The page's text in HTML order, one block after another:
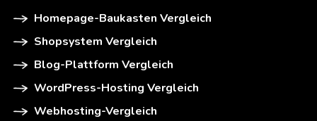
Homepage-Baukasten Vergleich
Shopsystem Vergleich
Blog-Plattform Vergleich
WordPress-Hosting Vergleich
Webhosting-Vergleich